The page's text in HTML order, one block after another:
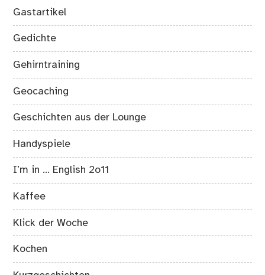
Gastartikel
Gedichte
Gehirntraining
Geocaching
Geschichten aus der Lounge
Handyspiele
I’m in … English 2o11
Kaffee
Klick der Woche
Kochen